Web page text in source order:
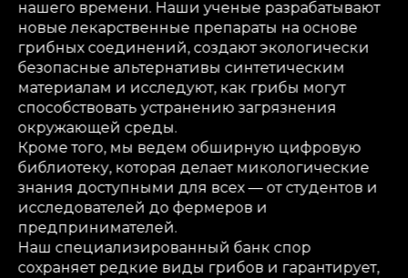
нашего времени. Наши ученые разрабатывают
новые лекарственные препараты на основе
грибных соединений, создают экологически
безопасные альтернативы синтетическим
материалам и исследуют, как грибы могут
способствовать устранению загрязнения
окружающей среды.
Кроме того, мы ведем обширную цифровую
библиотеку, которая делает микологические
знания доступными для всех — от студентов и
исследователей до фермеров и
предпринимателей.
Наш специализированный банк спор
сохраняет редкие виды грибов и гарантирует,